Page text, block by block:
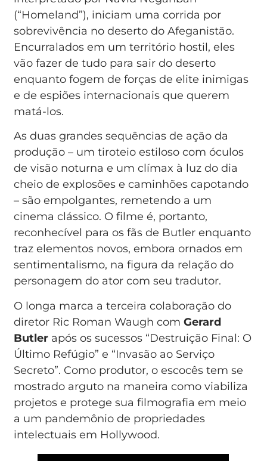
(“Homeland”), iniciam uma corrida por
sobrevivência no deserto do Afeganistão.
Encurralados em um território hostil, eles
vão fazer de tudo para sair do deserto
enquanto fogem de forças de elite inimigas
e de espiões internacionais que querem
matá-los.
As duas grandes sequências de ação da
produção – um tiroteio estiloso com óculos
de visão noturna e um clímax à luz do dia
cheio de explosões e caminhões capotando
– são empolgantes, remetendo a um
cinema clássico. O filme é, portanto,
reconhecível para os fãs de Butler enquanto
traz elementos novos, embora ornados em
sentimentalismo, na figura da relação do
personagem do ator com seu tradutor.
O longa marca a terceira colaboração do
diretor Ric Roman Waugh comGerard
Butler após os sucessos “Destruição Final: O
Último Refúgio” e “Invasão ao Serviço
Secreto”. Como produtor, o escocês tem se
mostrado arguto na maneira como viabiliza
projetos e protege sua filmografia em meio
a um pandemônio de propriedades
intelectuais em Hollywood.